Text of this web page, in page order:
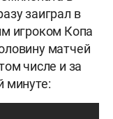
заиграл в
игроком Копа
матчей
числе и за
минуте: